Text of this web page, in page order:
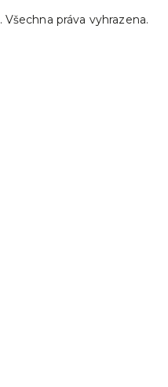
. Všechna práva vyhrazena.